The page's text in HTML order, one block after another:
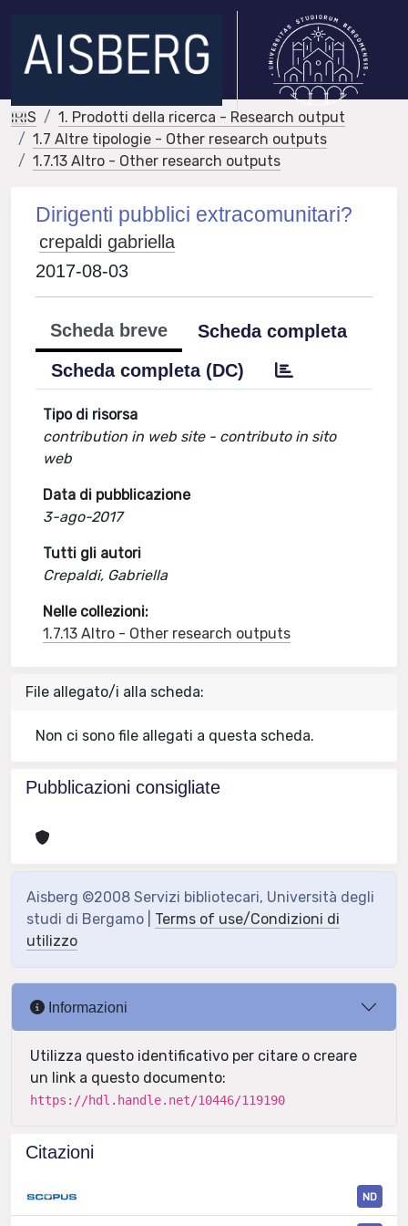
IRIS
1. Prodotti della ricerca - Research output
1.7 Altre tipologie - Other research outputs
1.7.13 Altro - Other research outputs
Dirigenti pubblici extracomunitari?
crepaldi gabriella
2017-08-03
Scheda breve
Scheda completa
Scheda completa (DC)
Tipo di risorsa
contribution in web site - contributo in sito
web
Data di pubblicazione
3-ago-2017
Tutti gli autori
Crepaldi, Gabriella
Nelle collezioni:
1.7.13 Altro - Other research outputs
File allegato/i alla scheda:
Non ci sono file allegati a questa scheda.
Pubblicazioni consigliate
Aisberg ©2008 Servizi bibliotecari, Università degli
studi di Bergamo | Terms of use/Condizioni di
utilizzo
Informazioni
Utilizza questo identificativo per citare o creare
un link a questo documento:
https://hdl.handle.net/10446/119190
Citazioni
ND